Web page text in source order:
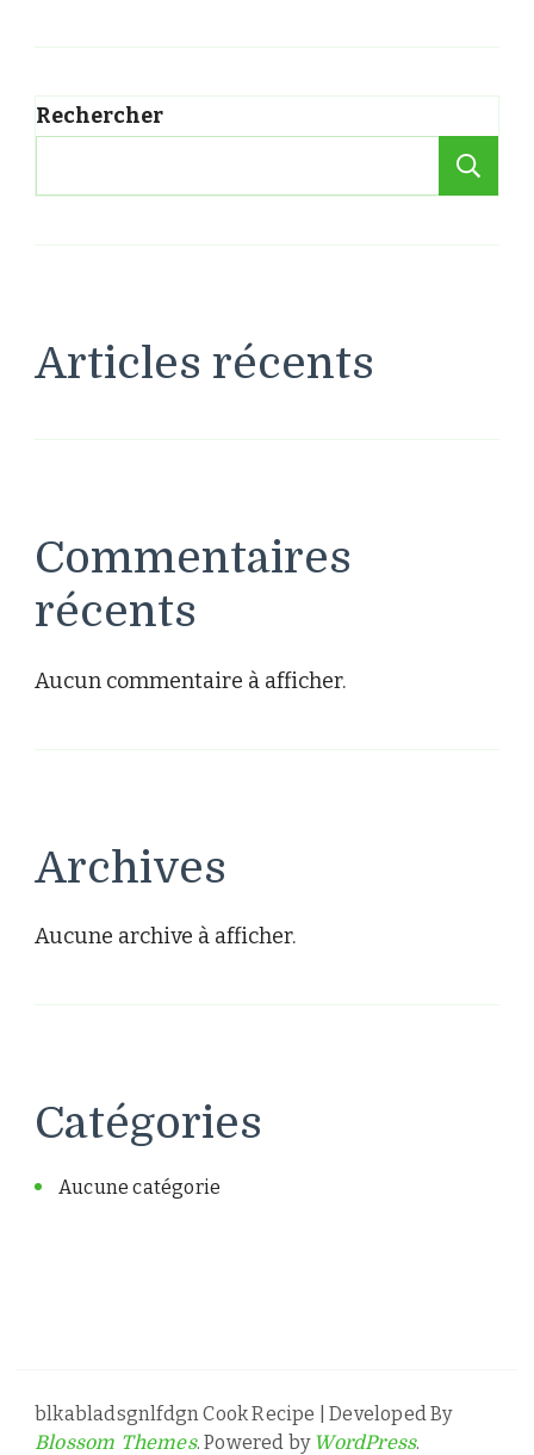
Rechercher
Articles récents
Commentaires
récents
Aucun commentaire à afficher.
Archives
Aucune archive à afficher.
Catégories
Aucune catégorie
blkabladsgnlfdgn Cook Recipe | Developed By
Blossom Themes. Powered by WordPress.